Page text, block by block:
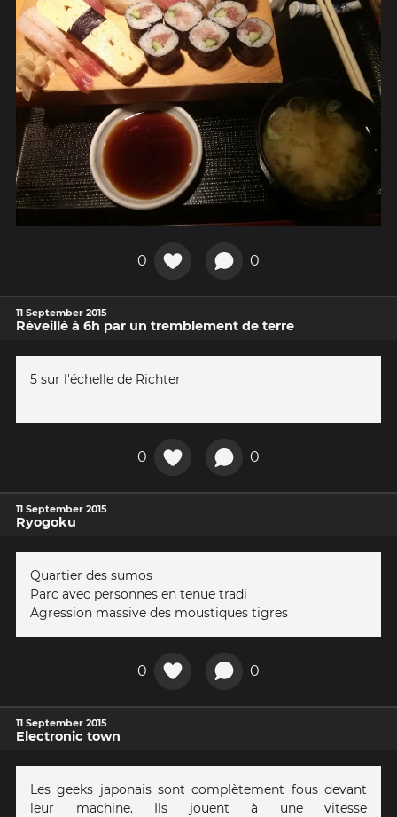
0 0
11 September 2015
Réveillé à 6h par un tremblement de terre
5 sur l'échelle de Richter
0 0
11 September 2015
Ryogoku
Quartier des sumos
Parc avec personnes en tenue tradi
Agression massive des moustiques tigres
0 0
11 September 2015
Electronic town
Les geeks japonais sont complètement fous devant
leur machine. Ils jouent à une vitesse